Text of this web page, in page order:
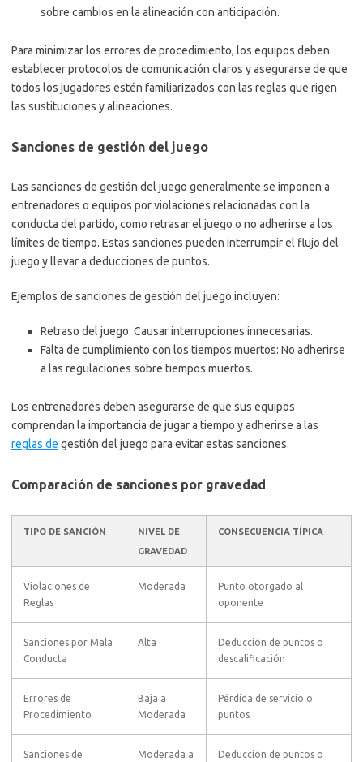
sobre cambios en la alineación con anticipación.
Para minimizar los errores de procedimiento, los equipos deben
establecer protocolos de comunicación claros y asegurarse de que
todos los jugadores estén familiarizados con las reglas que rigen
las sustituciones y alineaciones.
Sanciones de gestión del juego
Las sanciones de gestión del juego generalmente se imponen a
entrenadores o equipos por violaciones relacionadas con la
conducta del partido, como retrasar el juego o no adherirse a los
límites de tiempo. Estas sanciones pueden interrumpir el flujo del
juego y llevar a deducciones de puntos.
Ejemplos de sanciones de gestión del juego incluyen:
Retraso del juego: Causar interrupciones innecesarias.
Falta de cumplimiento con los tiempos muertos: No adherirse
a las regulaciones sobre tiempos muertos.
Los entrenadores deben asegurarse de que sus equipos
comprendan la importancia de jugar a tiempo y adherirse a las
reglas de gestión del juego para evitar estas sanciones.
Comparación de sanciones por gravedad
TIPO DE SANCIÓN
NIVEL DE
GRAVEDAD
CONSECUENCIA TÍPICA
Violaciones de
Reglas
Moderada
Punto otorgado al
oponente
Sanciones por Mala
Conducta
Alta
Deducción de puntos o
descalificación
Errores de
Procedimiento
Baja a
Moderada
Pérdida de servicio o
puntos
Sanciones de Moderada a Deducción de puntos o